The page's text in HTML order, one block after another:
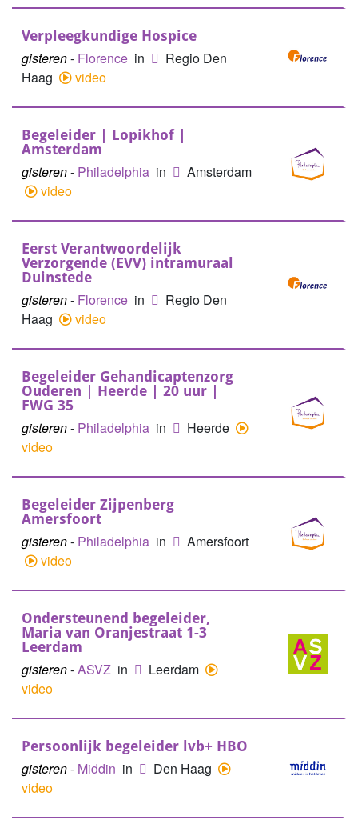
Verpleegkundige Hospice
gisteren- Florence in
Regio Den
Haag
video
Begeleider | Lopikhof |
Amsterdam
gisteren- Philadelphia in
Amsterdam
video
Eerst Verantwoordelijk
Verzorgende (EVV) intramuraal
Duinstede
gisteren- Florence in
Regio Den
Haag
video
Begeleider Gehandicaptenzorg
Ouderen | Heerde | 20 uur |
FWG 35
gisteren- Philadelphia in
Heerde
video
Begeleider Zijpenberg
Amersfoort
gisteren- Philadelphia in
Amersfoort
video
Ondersteunend begeleider,
Maria van Oranjestraat 1-3
Leerdam
gisteren-ASVZ in
Leerdam
video
Persoonlijk begeleider lvb+ HBO
gisteren- Middin in
Den Haag
video